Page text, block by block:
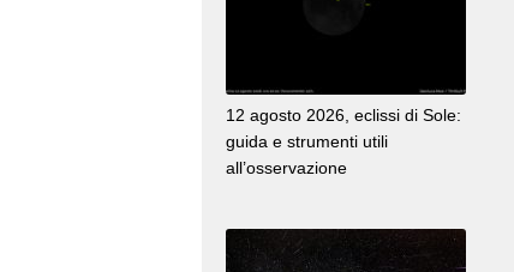
12 agosto 2026, eclissi di Sole:
guida e strumenti utili
all’osservazione